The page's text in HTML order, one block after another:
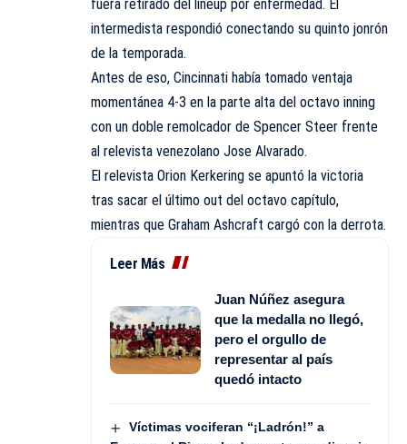
fuera retirado del lineup por enfermedad. El
intermedista respondió conectando su quinto jonrón
de la temporada.
Antes de eso, Cincinnati había tomado ventaja
momentánea 4-3 en la parte alta del octavo inning
con un doble remolcador de Spencer Steer frente
al relevista venezolano Jose Alvarado.
El relevista Orion Kerkering se apuntó la victoria
tras sacar el último out del octavo capítulo,
mientras que Graham Ashcraft cargó con la derrota.
Leer Más
Juan Núñez asegura
que la medalla no llegó,
pero el orgullo de
representar al país
quedó intacto
Víctimas vociferan “¡Ladrón!” a